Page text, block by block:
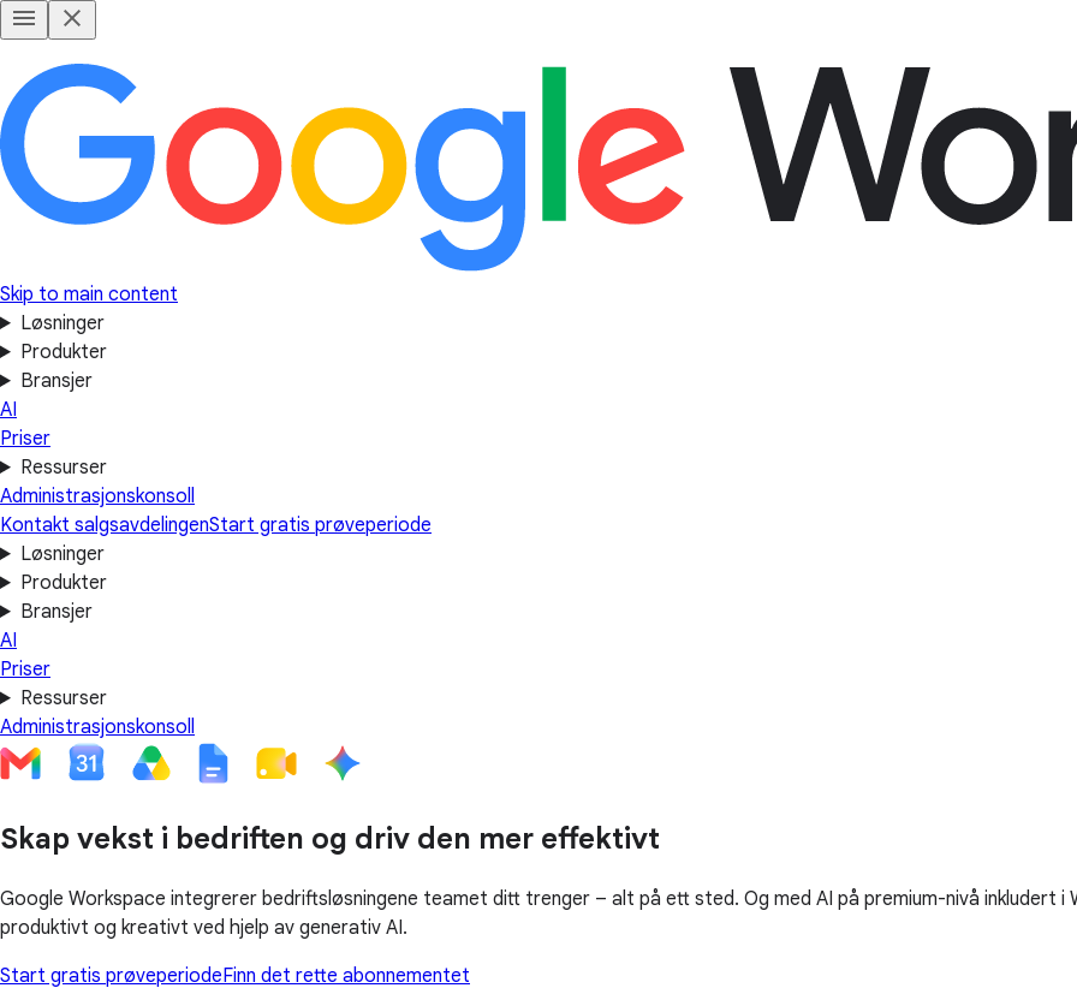
Skip to main content
Løsninger
Produkter
Bransjer
AI
Priser
Ressurser
Administrasjonskonsoll
Kontakt salgsavdelingenStart gratis prøveperiode
Løsninger
Produkter
Bransjer
AI
Priser
Ressurser
Administrasjonskonsoll
Skap vekst i bedriften og driv den mer effektivt
Google Workspace integrerer bedriftsløsningene teamet ditt trenger – alt på ett sted. Og med AI på premium-nivå inkludert i
produktivt og kreativt ved hjelp av generativ AI.
Start gratis prøveperiodeFinn det rette abonnementet